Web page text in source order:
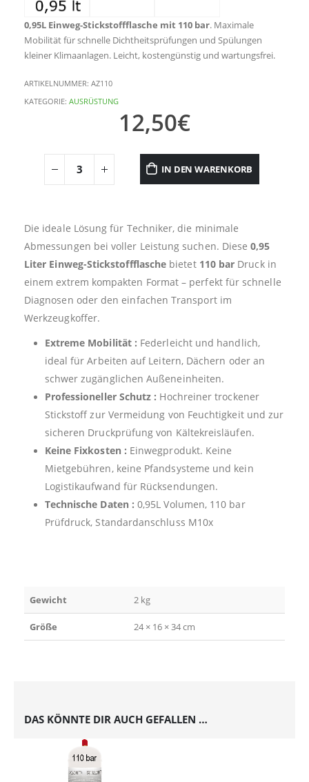
0,95L Einweg-Stickstoffflasche mit 110 bar. Maximale
Mobilität für schnelle Dichtheitsprüfungen und Spülungen
kleiner Klimaanlagen. Leicht, kostengünstig und wartungsfrei.
ARTIKELNUMMER: AZ110
KATEGORIE: AUSRÜSTUNG
12,50€
IN DEN WARENKORB
Die ideale Lösung für Techniker, die minimale
Abmessungen bei voller Leistung suchen. Diese0,95
Liter Einweg-Stickstoffflasche bietet 110 bar Druck in
einem extrem kompakten Format – perfekt für schnelle
Diagnosen oder den einfachen Transport im
Werkzeugkoffer.
Extreme Mobilität : Federleicht und handlich,
ideal für Arbeiten auf Leitern, Dächern oder an
schwer zugänglichen Außeneinheiten.
Professioneller Schutz : Hochreiner trockener
Stickstoff zur Vermeidung von Feuchtigkeit und zur
sicheren Druckprüfung von Kältekreisläufen.
Keine Fixkosten : Einwegprodukt. Keine
Mietgebühren, keine Pfandsysteme und kein
Logistikaufwand für Rücksendungen.
Technische Daten : 0,95L Volumen, 110 bar
Prüfdruck, Standardanschluss M10x
Gewicht 2 kg
Größe 24 × 16 × 34 cm
DAS KÖNNTE DIR AUCH GEFALLEN …